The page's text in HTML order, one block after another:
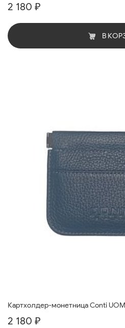
2 180 ₽
В
Картхолдер-монетница Conti
2 180 ₽